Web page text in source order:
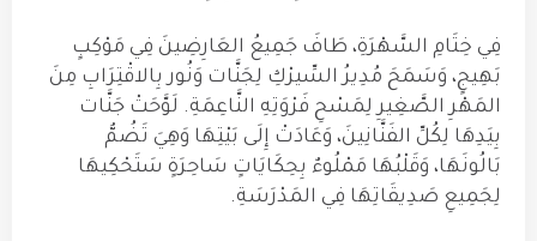
فِي خِتَامِ السَّهْرَةِ، طَافَ جَمِيعُ العَارِضِينَ فِي مَوْكِبٍ
بَهِيجٍ، وَسَمَحَ مُدِيرُ السِّيرْكِ لِجَنَّات وَنُور بِالاقْتِرَابِ مِنَ
المَهْرِ الصَّغِيرِ لِمَسْحِ فَرْوَتِهِ النَّاعِمَةِ. لَوَّحَتْ جَنَّات
بِيَدِهَا لِكُلِّ الفَنَّانِينَ، وَعَادَتْ إِلَى بَيْتِهَا وَهِيَ تَضُمُّ
بَالُونَهَا، وَقَلْبُهَا مَمْلُوءٌ بِحِكَايَاتٍ سَاحِرَةٍ سَتَحْكِيهَا
لِجَمِيعِ صَدِيقَاتِهَا فِي المَدْرَسَةِ.